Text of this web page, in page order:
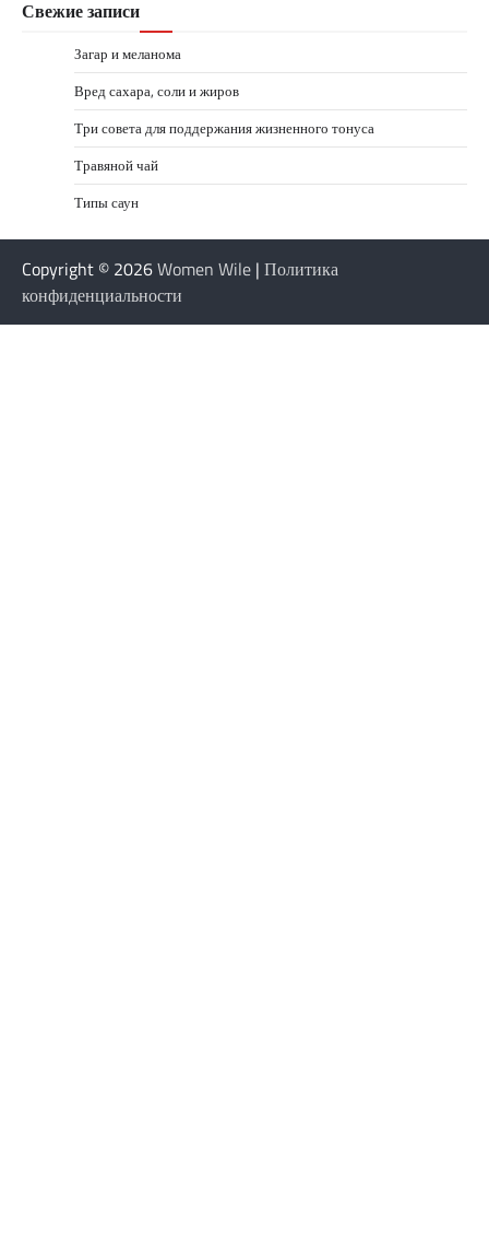
Свежие записи
Загар и меланома
Вред сахара, соли и жиров
Три совета для поддержания жизненного тонуса
Травяной чай
Типы саун
Copyright © 2026Women Wile | Политика
конфиденциальности